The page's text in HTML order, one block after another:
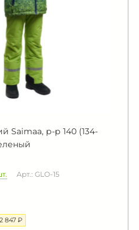
Saimaa, р-р 140 (134-
Арт.: GLO-15
2 847 ₽